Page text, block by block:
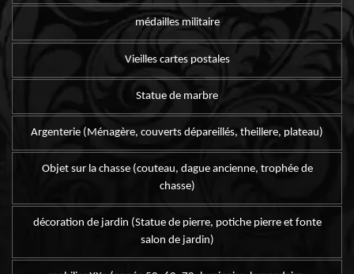
médailles militaire
Vieilles cartes postales
Statue de marbre
Argenterie (Ménagère, couverts dépareillés, theillere, plateau)
Objet sur la chasse (couteau, dague ancienne, trophée de
chasse)
décoration de jardin (Statue de pierre, potiche pierre et fonte
salon de jardin)